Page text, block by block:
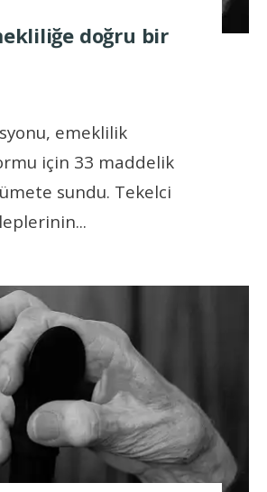
doğru bir
emeklilik
için 33 maddelik
sundu. Tekelci
...